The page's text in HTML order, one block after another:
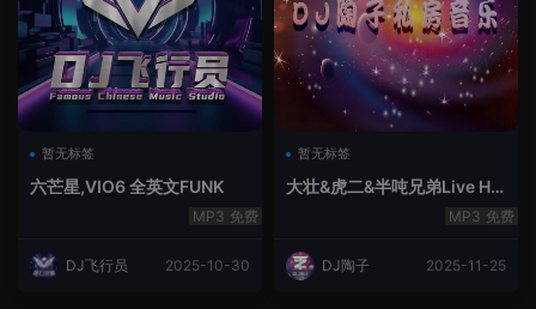
暂无标签
六芒星,VIO6 全英文FUNK
免费
DJ飞行员 2025-10-30
暂无标签
大壮&虎二&半吨兄弟Live Ho
免费
DJ陶子 2025-11-25